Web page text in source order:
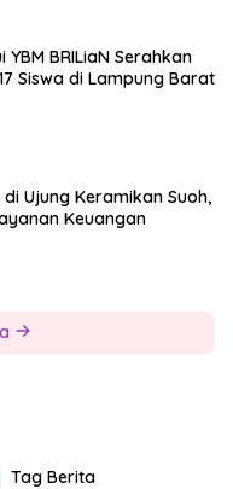
YBM BRILiaN Serahkan
Siswa di Lampung Barat
di Ujung Keramikan Suoh,
Keuangan
Tag Berita